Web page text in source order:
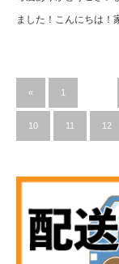
ました！こんにちは
« 1
10 11 12